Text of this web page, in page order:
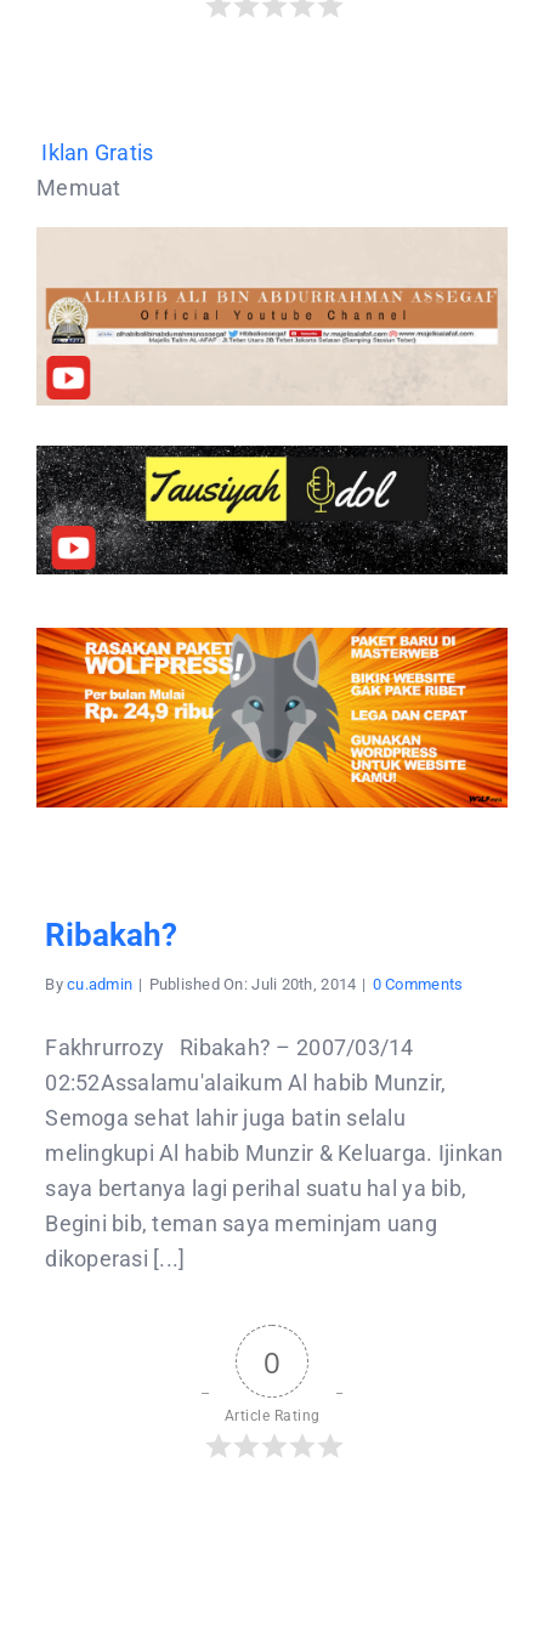
Iklan Gratis
Memuat
Ribakah?
Bycu.admin | Published On: Juli 20th, 2014 | 0 Comments
Fakhrurrozy Ribakah? – 2007/03/14
02:52Assalamu'alaikum Al habib Munzir,
Semoga sehat lahir juga batin selalu
melingkupi Al habib Munzir & Keluarga. Ijinkan
saya bertanya lagi perihal suatu hal ya bib,
Begini bib, teman saya meminjam uang
dikoperasi [...]
0
Article Rating